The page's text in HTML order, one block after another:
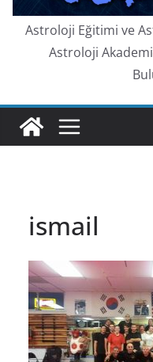
Astroloji Eğitimi ve
Astroloji
ismail